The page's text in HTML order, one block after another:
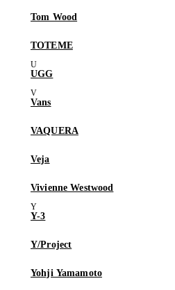
Tom Wood
TOTEME
UGG
Vans
VAQUERA
Veja
Vivienne Westwood
Y-3
Y/Project
Yohji Yamamoto